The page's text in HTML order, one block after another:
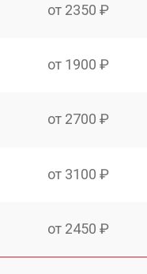
от 2350 ₽
от 1900 ₽
от 2700 ₽
от 3100 ₽
от 2450 ₽